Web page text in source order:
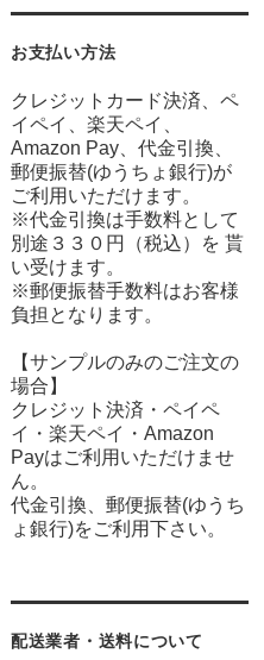
お支払い方法
クレジットカード決済、ペ
イペイ、楽天ペイ、
Amazon Pay、代金引換、
郵便振替(ゆうちょ銀行)が
ご利用いただけます。
※代金引換は手数料として
別途３３０円（税込）を 貰
い受けます。
※郵便振替手数料はお客様
負担となります。
【サンプルのみのご注文の
場合】
クレジット決済・ペイペ
イ・楽天ペイ・Amazon
Payはご利用いただけませ
ん。
代金引換、郵便振替(ゆうち
ょ銀行)をご利用下さい。
配送業者・送料について